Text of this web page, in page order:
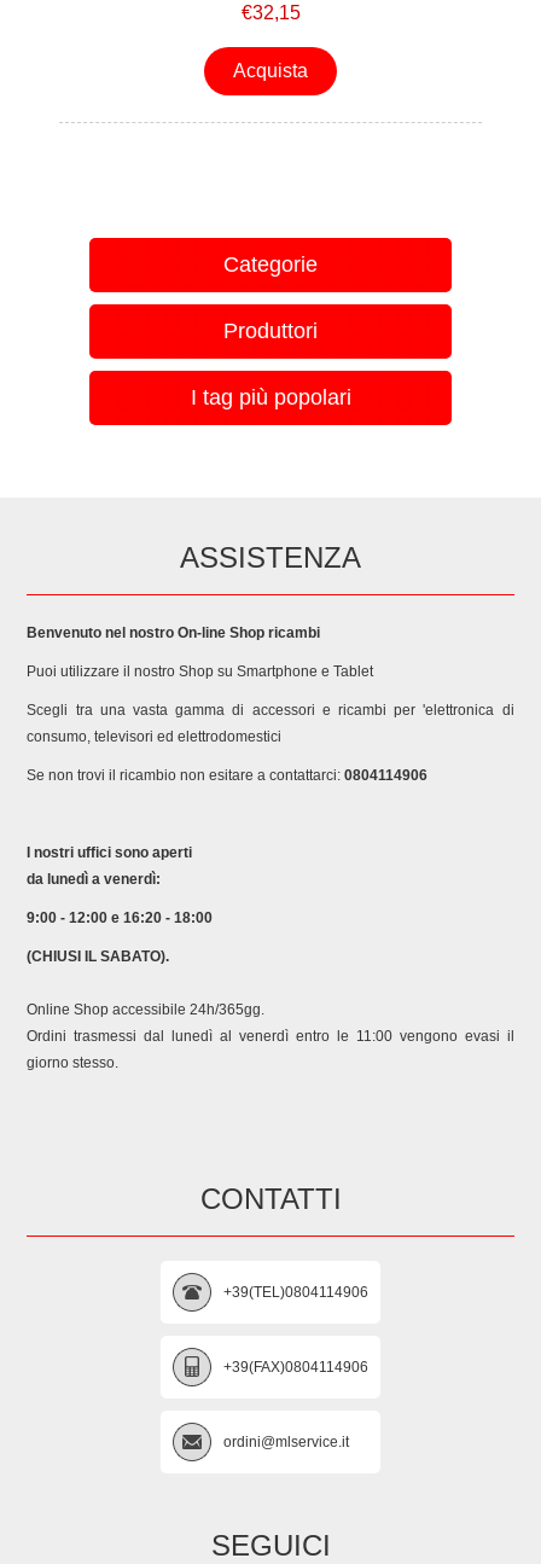
€32,15
Acquista
Categorie
Produttori
I tag più popolari
ASSISTENZA
Benvenuto nel nostro On-line Shop ricambi
Puoi utilizzare il nostro Shop su Smartphone e Tablet
Scegli tra una vasta gamma di accessori e ricambi per 'elettronica di
consumo, televisori ed elettrodomestici
Se non trovi il ricambio non esitare a contattarci:0804114906
I nostri uffici sono aperti
da lunedì a venerdì:
9:00 - 12:00 e 16:20 - 18:00
(CHIUSI IL SABATO).
Online Shop accessibile 24h/365gg.
Ordini trasmessi dal lunedì al venerdì entro le 11:00 vengono evasi il
giorno stesso.
CONTATTI
+39(TEL)0804114906
+39(FAX)0804114906
ordini@mlservice.it
SEGUICI